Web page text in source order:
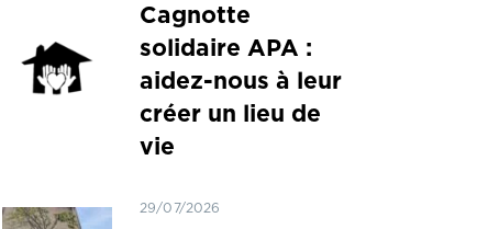
Cagnotte
solidaire APA :
aidez-nous à leur
créer un lieu de
vie
29/07/2026